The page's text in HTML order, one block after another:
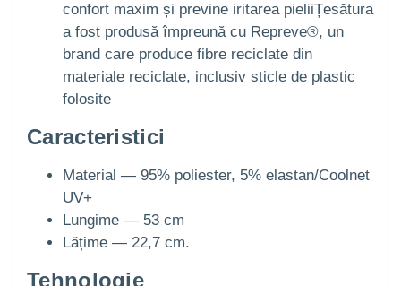
confort maxim și previne iritarea pieliiȚesătura
a fost produsă împreună cu Repreve®, un
brand care produce fibre reciclate din
materiale reciclate, inclusiv sticle de plastic
folosite
Caracteristici
Material — 95% poliester, 5% elastan/Coolnet
UV+
Lungime — 53 cm
Lățime — 22,7 cm.
Tehnologie